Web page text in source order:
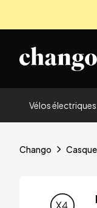
Vélos électriques
Chango